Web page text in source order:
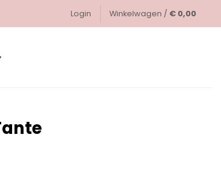
Login Winkelwagen / € 0,00